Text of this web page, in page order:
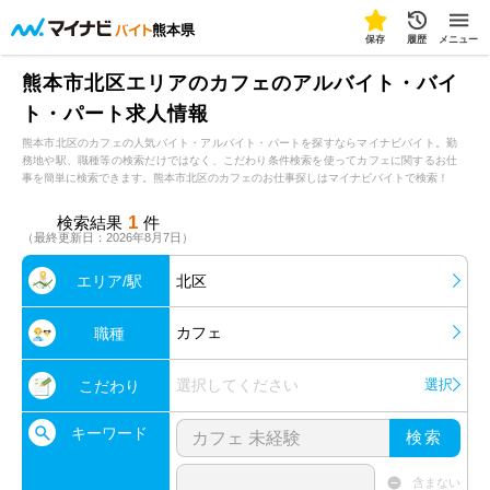
熊本県
保存 履歴 メニュー
熊本市北区エリアのカフェのアルバイト・バイ
ト・パート求人情報
熊本市北区のカフェの人気バイト・アルバイト・パートを探すならマイナビバイト。勤
務地や駅、職種等の検索だけではなく、こだわり条件検索を使ってカフェに関するお仕
事を簡単に検索できます。熊本市北区のカフェのお仕事探しはマイナビバイトで検索！
検索結果 1 件
（最終更新日：2026年8月7日）
エリア/駅 北区
職種 カフェ
こだわり 選択してください 選択
キーワード 検索
含まない